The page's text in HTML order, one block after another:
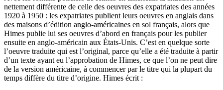
nettement différente de celle des oeuvres des expatriates des années
1920 à 1950 : les expatriates publient leurs oeuvres en anglais dans
des maisons d’édition anglo-américaines en sol français, alors que
Himes publie lui ses oeuvres d’abord en français pour les publier
ensuite en anglo-américain aux États-Unis. C’est en quelque sorte
l’oeuvre traduite qui est l’original, parce qu’elle a été traduite à partir
d’un texte ayant eu l’approbation de Himes, ce que l’on ne peut dire
de la version américaine, à commencer par le titre qui la plupart du
temps diffère du titre d’origine. Himes écrit :